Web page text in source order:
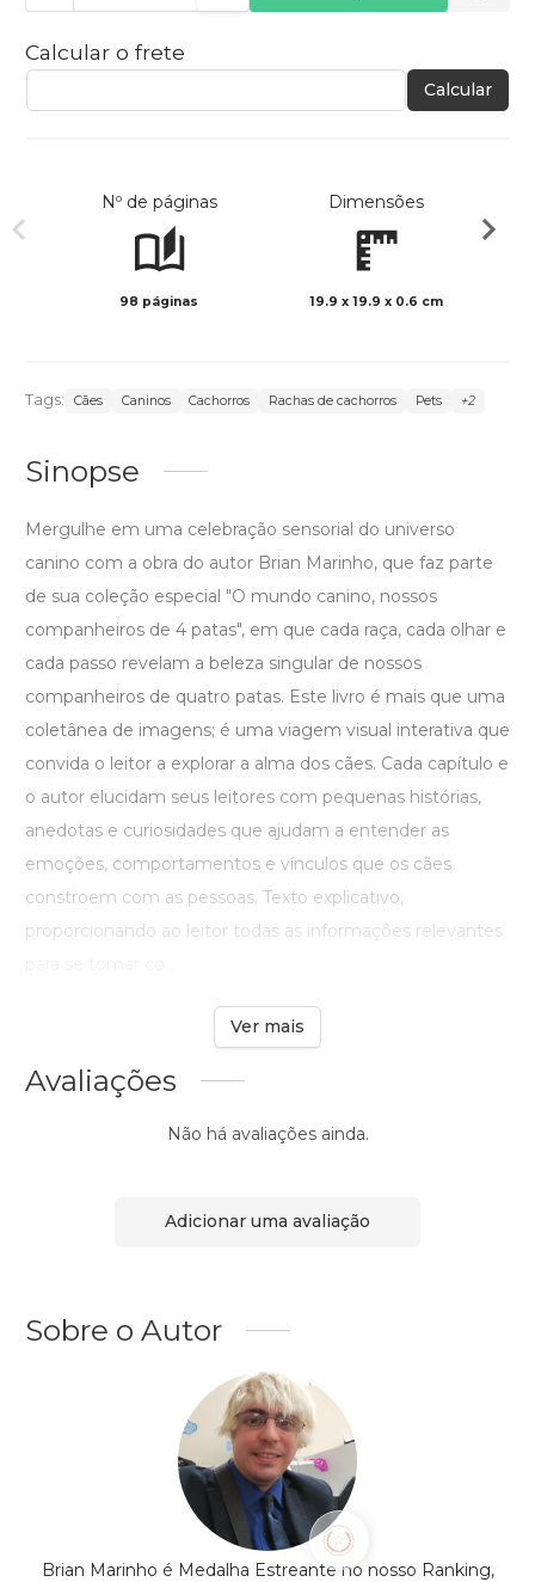
Calcular o frete
Calcular
Nº de páginas
98 páginas
Dimensões
19.9 x 19.9 x 0.6 cm
Tags: Cães Caninos Cachorros Rachas de cachorros Pets +2
Sinopse
Mergulhe em uma celebração sensorial do universo
canino com a obra do autor Brian Marinho, que faz parte
de sua coleção especial "O mundo canino, nossos
companheiros de 4 patas", em que cada raça, cada olhar e
cada passo revelam a beleza singular de nossos
companheiros de quatro patas. Este livro é mais que uma
coletânea de imagens; é uma viagem visual interativa que
convida o leitor a explorar a alma dos cães. Cada capítulo e
o autor elucidam seus leitores com pequenas histórias,
anedotas e curiosidades que ajudam a entender as
emoções, comportamentos e vínculos que os cães
constroem com as pessoas. Texto explicativo,
proporcionando ao leitor todas as informações relevantes
Ver mais
Avaliações
Não há avaliações ainda.
Adicionar uma avaliação
Sobre o Autor
Brian Marinho é Medalha Estreante no nosso Ranking,